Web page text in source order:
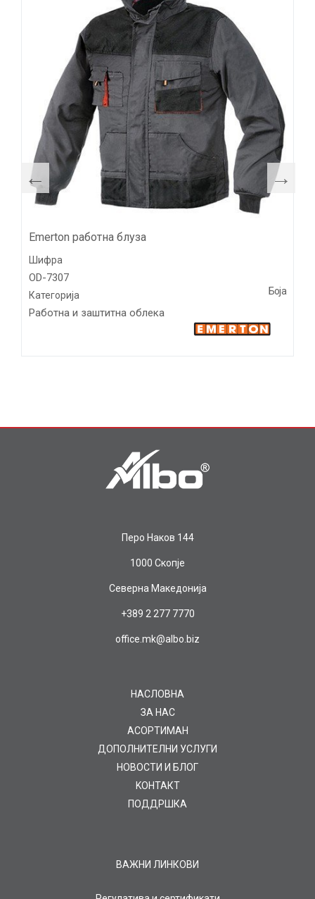
Emerton работна блуза
Шифра
OD-7307
Категорија
Работна и заштитна облека
Боја
Перо Наков 144
1000 Скопје
Северна Македонија
+389 2 277 7770
office.mk@albo.biz
НАСЛОВНА
ЗА НАС
AСОРТИМАН
ДОПОЛНИТЕЛНИ УСЛУГИ
НОВОСТИ И БЛОГ
KOНТАКТ
ПОДДРШКА
ВАЖНИ ЛИНКОВИ